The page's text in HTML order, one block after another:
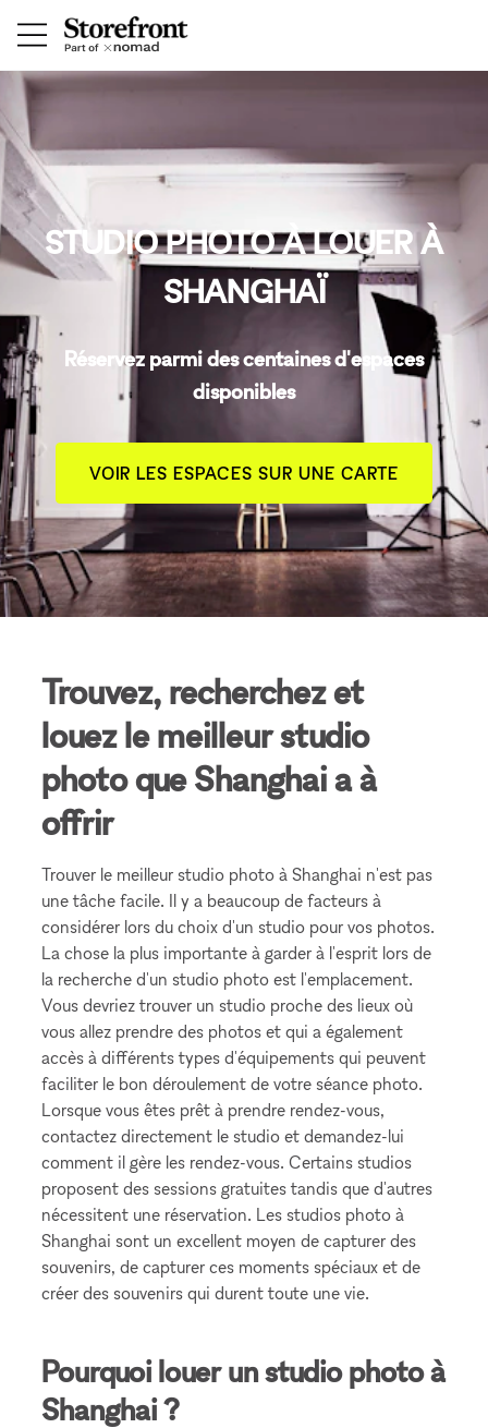
STUDIO PHOTO À LOUER À
SHANGHAÏ
Réservez parmi des centaines d'espaces
disponibles
VOIR LES ESPACES SUR UNE CARTE
Trouvez, recherchez et
louez le meilleur studio
photo que Shanghai a à
offrir
Trouver le meilleur studio photo à Shanghai n'est pas
une tâche facile. Il y a beaucoup de facteurs à
considérer lors du choix d'un studio pour vos photos.
La chose la plus importante à garder à l'esprit lors de
la recherche d'un studio photo est l'emplacement.
Vous devriez trouver un studio proche des lieux où
vous allez prendre des photos et qui a également
accès à différents types d'équipements qui peuvent
faciliter le bon déroulement de votre séance photo.
Lorsque vous êtes prêt à prendre rendez-vous,
contactez directement le studio et demandez-lui
comment il gère les rendez-vous. Certains studios
proposent des sessions gratuites tandis que d'autres
nécessitent une réservation. Les studios photo à
Shanghai sont un excellent moyen de capturer des
souvenirs, de capturer ces moments spéciaux et de
créer des souvenirs qui durent toute une vie.
Pourquoi louer un studio photo à
Shanghai ?